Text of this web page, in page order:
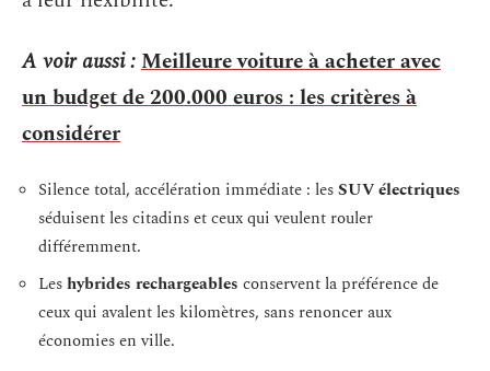
A voir aussi :Meilleure voiture à acheter avec
un budget de 200.000 euros : les critères à
considérer
Silence total, accélération immédiate : lesSUV électriques
séduisent les citadins et ceux qui veulent rouler
différemment.
Leshybrides rechargeables conservent la préférence de
ceux qui avalent les kilomètres, sans renoncer aux
économies en ville.